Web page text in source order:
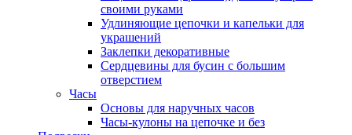
своими руками
Удлиняющие цепочки и капельки для
украшений
Заклепки декоративные
Сердцевины для бусин с большим
отверстием
Часы
Основы для наручных часов
Часы-кулоны на цепочке и без